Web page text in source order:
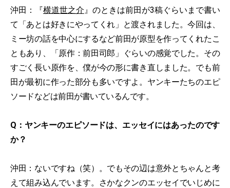
沖田：『横道世之介』のときは前田が3稿ぐらいまで書い
て「あとは好きにやってくれ」と渡されました。今回は、
ミー坊の話を中心にするなど前田が原型を作ってくれたこ
ともあり、「原作：前田司郎」ぐらいの感覚でした。その
すごく長い原作を、僕が今の形に書き直しました。でも前
田が最初に作った部分も多いですよ。ヤンキーたちのエピ
ソードなどは前田が書いているんです。
Q：ヤンキーのエピソードは、エッセイにはあったのです
か？
沖田：ないですね（笑）。でもその辺は意外とちゃんと考
えて組み込んでいます。さかなクンのエッセイでいじめに